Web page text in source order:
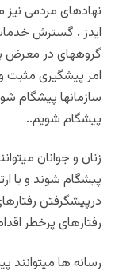
نهادهای مردمی نیز
ایدز ، گسترش
گروههای در معرض
امر پیشگیری مثبت
سازمانها پیشگام
پیشگام شویم..
زنان و جوانان
پیشگام شوند و با
درپیشگرفتن
رفتارهای پرخطر
رسانه ها میتوانند